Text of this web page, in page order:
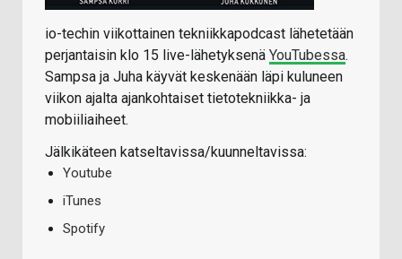
io-techin viikottainen tekniikkapodcast lähetetään
perjantaisin klo 15 live-lähetyksenä YouTubessa.
Sampsa ja Juha käyvät keskenään läpi kuluneen
viikon ajalta ajankohtaiset tietotekniikka- ja
mobiiliaiheet.
Jälkikäteen katseltavissa/kuunneltavissa:
Youtube
iTunes
Spotify